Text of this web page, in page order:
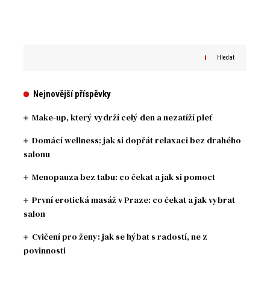
Hledat
Nejnovější příspěvky
Make-up, který vydrží celý den a nezatíží pleť
Domácí wellness: jak si dopřát relaxaci bez drahého
salonu
Menopauza bez tabu: co čekat a jak si pomoct
První erotická masáž v Praze: co čekat a jak vybrat
salon
Cvičení pro ženy: jak se hýbat s radostí, ne z
povinnosti